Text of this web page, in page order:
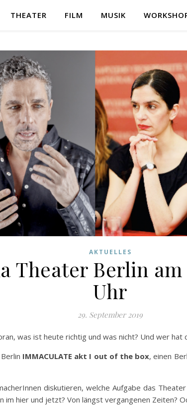
THEATER FILM MUSIK
AKTUELLES
Berlin am
Uhr
29. September 2019
was ist heute richtig und was nicht? Und wer hat
IMMACULATE akt I out of the box, einen
diskutieren, welche Aufgabe das
im hier und jetzt? Von längst vergangenen Zeiten?